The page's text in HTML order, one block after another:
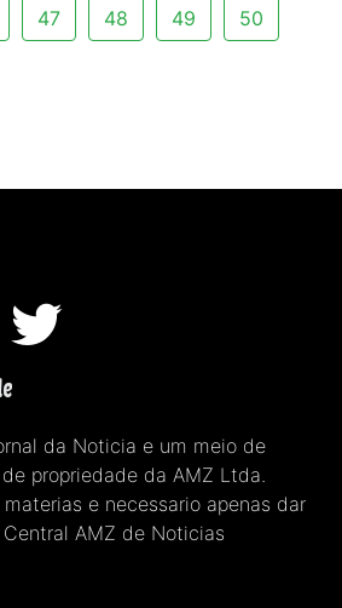
47 48 49 50
da Noticia e um meio de
propriedade da AMZ Ltda.
e necessario apenas dar
AMZ de Noticias